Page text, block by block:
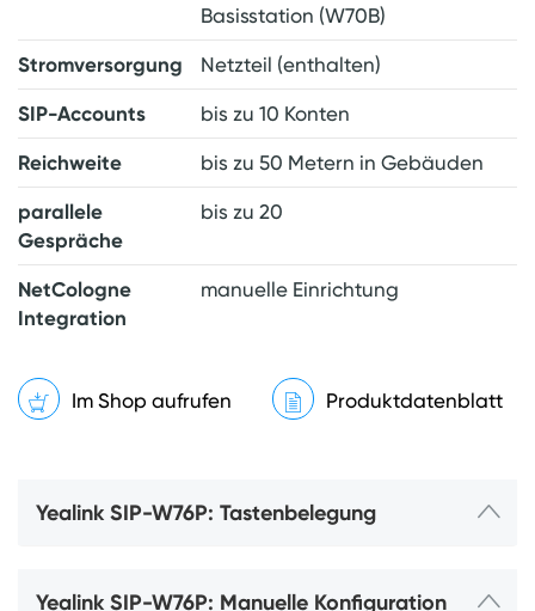
Basisstation (W70B)
Stromversorgung Netzteil (enthalten)
SIP-Accounts bis zu 10 Konten
Reichweite bis zu 50 Metern in Gebäuden
parallele
Gespräche
bis zu 20
NetCologne
Integration
manuelle Einrichtung
Im Shop aufrufen Produktdatenblatt
Yealink SIP-W76P: Tastenbelegung
Yealink SIP-W76P: Manuelle Konfiguration